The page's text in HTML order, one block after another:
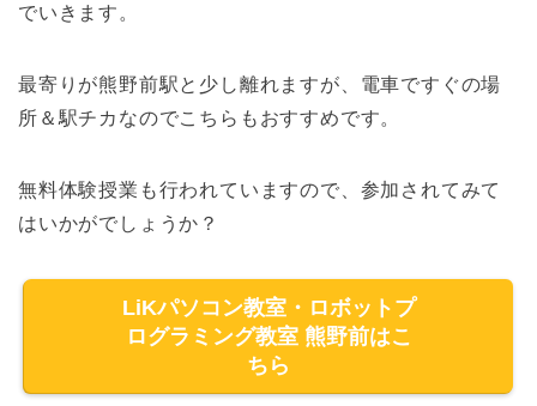
でいきます。
最寄りが熊野前駅と少し離れますが、電車ですぐの場
所＆駅チカなのでこちらもおすすめです。
無料体験授業も行われていますので、参加されてみて
はいかがでしょうか？
LiKパソコン教室・ロボットプ
ログラミング教室 熊野前はこ
ちら